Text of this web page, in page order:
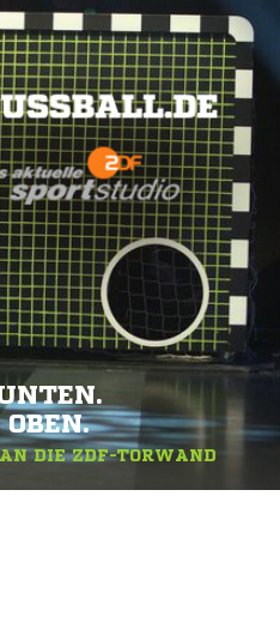
OBEN.
DIE ZDF-TORWAND